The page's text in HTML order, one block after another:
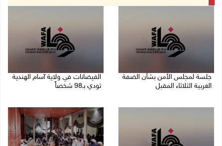
جلسة لمجلس الأمن بشأن الضفة
الغربية الثلاثاء المقبل
الفيضانات في ولاية آسام الهندية
تودي بـ98 شخصاً